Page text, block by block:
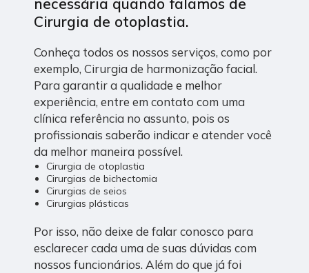
Cirurgia de otoplastia.
Conheça todos os nossos serviços, como por
exemplo, Cirurgia de harmonização facial.
Para garantir a qualidade e melhor
experiência, entre em contato com uma
clínica referência no assunto, pois os
profissionais saberão indicar e atender você
da melhor maneira possível.
Cirurgia de otoplastia
Cirurgias de bichectomia
Cirurgias de seios
Cirurgias plásticas
Por isso, não deixe de falar conosco para
esclarecer cada uma de suas dúvidas com
nossos funcionários. Além do que já foi